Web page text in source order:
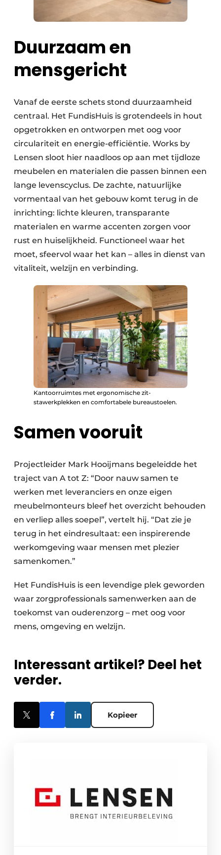
Duurzaam en
mensgericht
Vanaf de eerste schets stond duurzaamheid
centraal. Het FundisHuis is grotendeels in hout
opgetrokken en ontworpen met oog voor
circulariteit en energie-efficiëntie. Works by
Lensen sloot hier naadloos op aan met tijdloze
meubelen en materialen die passen binnen een
lange levenscyclus. De zachte, natuurlijke
vormentaal van het gebouw komt terug in de
inrichting: lichte kleuren, transparante
materialen en warme accenten zorgen voor
rust en huiselijkheid. Functioneel waar het
moet, sfeervol waar het kan – alles in dienst van
vitaliteit, welzijn en verbinding.
Kantoorruimtes met ergonomische zit-
stawerkplekken en comfortabele bureaustoelen.
Samen vooruit
Projectleider Mark Hooijmans begeleidde het
traject van A tot Z: “Door nauw samen te
werken met leveranciers en onze eigen
meubelmonteurs bleef het overzicht behouden
en verliep alles soepel”, vertelt hij. “Dat zie je
terug in het eindresultaat: een inspirerende
werkomgeving waar mensen met plezier
samenkomen.”
Het FundisHuis is een levendige plek geworden
waar zorgprofessionals samenwerken aan de
toekomst van ouderenzorg – met oog voor
mens, omgeving en welzijn.
Interessant artikel? Deel het
verder.
Kopieer